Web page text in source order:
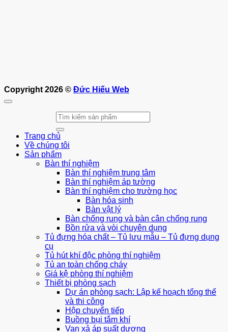
Copyright 2026 © Đức Hiếu Web
Tìm
kiếm:
Trang chủ
Về chúng tôi
Sản phẩm
Bàn thí nghiệm
Bàn thí nghiệm trung tâm
Bàn thí nghiệm áp tường
Bàn thí nghiệm cho trường học
Bàn hóa sinh
Bàn vật lý
Bàn chống rung và bàn cân chống rung
Bồn rửa và vòi chuyên dụng
Tủ đựng hóa chất – Tủ lưu mẫu – Tủ đựng dụng
cụ
Tủ hút khí độc phòng thí nghiệm
Tủ an toàn chống cháy
Giá kệ phòng thí nghiệm
Thiết bị phòng sạch
Dự án phòng sạch: Lập kế hoạch tổng thể
và thi công
Hộp chuyển tiếp
Buồng bụi tắm khí
Van xả áp suất dương